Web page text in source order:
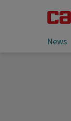
News
Sie lesen: